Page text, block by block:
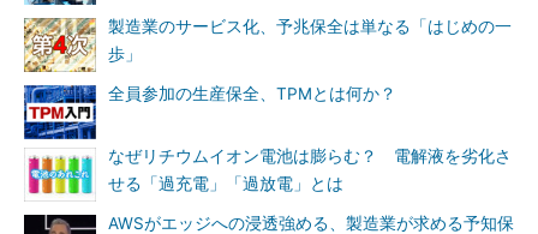
製造業のサービス化、予兆保全は単なる「はじめの一
歩」
全員参加の生産保全、TPMとは何か？
なぜリチウムイオン電池は膨らむ？ 電解液を劣化さ
せる「過充電」「過放電」とは
AWSがエッジへの浸透強める、製造業が求める予知保